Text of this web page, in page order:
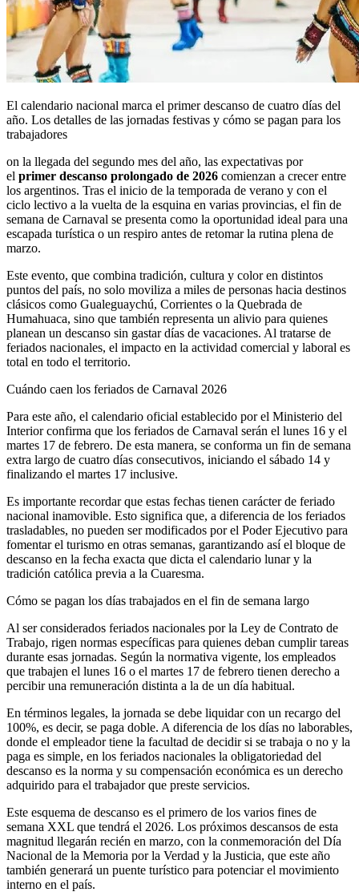
El calendario nacional marca el primer descanso de cuatro días del
año. Los detalles de las jornadas festivas y cómo se pagan para los
trabajadores
on la llegada del segundo mes del año, las expectativas por
el primer descanso prolongado de 2026 comienzan a crecer entre
los argentinos. Tras el inicio de la temporada de verano y con el
ciclo lectivo a la vuelta de la esquina en varias provincias, el fin de
semana de Carnaval se presenta como la oportunidad ideal para una
escapada turística o un respiro antes de retomar la rutina plena de
marzo.
Este evento, que combina tradición, cultura y color en distintos
puntos del país, no solo moviliza a miles de personas hacia destinos
clásicos como Gualeguaychú, Corrientes o la Quebrada de
Humahuaca, sino que también representa un alivio para quienes
planean un descanso sin gastar días de vacaciones. Al tratarse de
feriados nacionales, el impacto en la actividad comercial y laboral es
total en todo el territorio.
Cuándo caen los feriados de Carnaval 2026
Para este año, el calendario oficial establecido por el Ministerio del
Interior confirma que los feriados de Carnaval serán el lunes 16 y el
martes 17 de febrero. De esta manera, se conforma un fin de semana
extra largo de cuatro días consecutivos, iniciando el sábado 14 y
finalizando el martes 17 inclusive.
Es importante recordar que estas fechas tienen carácter de feriado
nacional inamovible. Esto significa que, a diferencia de los feriados
trasladables, no pueden ser modificados por el Poder Ejecutivo para
fomentar el turismo en otras semanas, garantizando así el bloque de
descanso en la fecha exacta que dicta el calendario lunar y la
tradición católica previa a la Cuaresma.
Cómo se pagan los días trabajados en el fin de semana largo
Al ser considerados feriados nacionales por la Ley de Contrato de
Trabajo, rigen normas específicas para quienes deban cumplir tareas
durante esas jornadas. Según la normativa vigente, los empleados
que trabajen el lunes 16 o el martes 17 de febrero tienen derecho a
percibir una remuneración distinta a la de un día habitual.
En términos legales, la jornada se debe liquidar con un recargo del
100%, es decir, se paga doble. A diferencia de los días no laborables,
donde el empleador tiene la facultad de decidir si se trabaja o no y la
paga es simple, en los feriados nacionales la obligatoriedad del
descanso es la norma y su compensación económica es un derecho
adquirido para el trabajador que preste servicios.
Este esquema de descanso es el primero de los varios fines de
semana XXL que tendrá el 2026. Los próximos descansos de esta
magnitud llegarán recién en marzo, con la conmemoración del Día
Nacional de la Memoria por la Verdad y la Justicia, que este año
también generará un puente turístico para potenciar el movimiento
interno en el país.